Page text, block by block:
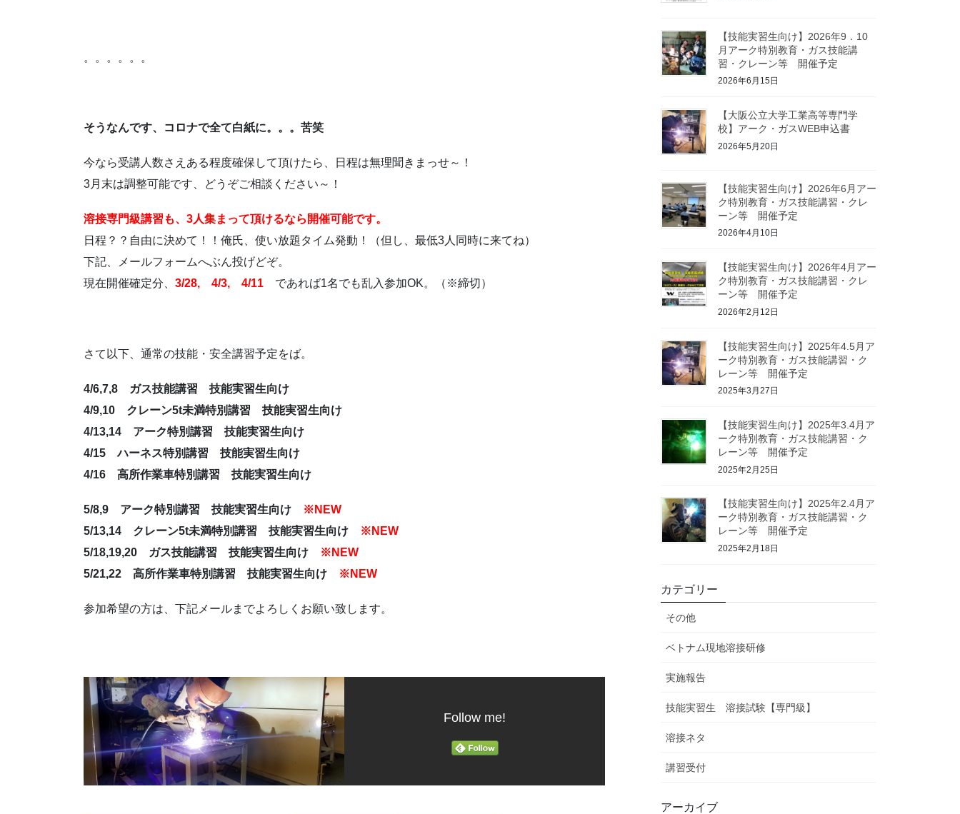
。。。。。。
そうなんです、コロナで全て白紙に。。。苦笑
今なら受講人数さえある程度確保して頂けたら、日程は無理聞きまっせ～！
3月末は調整可能です、どうぞご相談ください～！
溶接専門級講習も、3人集まって頂けるなら開催可能です。
日程？？自由に決めて！！俺氏、使い放題タイム発動！（但し、最低3人同時に来てね）
下記、メールフォームへぶん投げどぞ。
現在開催確定分、 3/28, 4/3, 4/11 であれば1名でも乱入参加OK。（※締切）
さて以下、通常の技能・安全講習予定をば。
4/6,7,8 ガス技能講習 技能実習生向け
4/9,10 クレーン5t未満特別講習 技能実習生向け
4/13,14 アーク特別講習 技能実習生向け
4/15 ハーネス特別講習 技能実習生向け
4/16 高所作業車特別講習 技能実習生向け
5/8,9 アーク特別講習 技能実習生向け
※NEW
5/13,14 クレーン5t未満特別講習 技能実習生向け
※NEW
5/18,19,20 ガス技能講習 技能実習生向け
※NEW
5/21,22 高所作業車特別講習 技能実習生向け
※NEW
参加希望の方は、下記メールまでよろしくお願い致します。
Follow me!
【技能実習生向け】2026年9．10
月アーク特別教育・ガス技能講
習・クレーン等 開催予定
2026年6月15日
【大阪公立大学工業高等専門学
校】アーク・ガスWEB申込書
2026年5月20日
【技能実習生向け】2026年6月アー
ク特別教育・ガス技能講習・クレ
ーン等 開催予定
2026年4月10日
【技能実習生向け】2026年4月アー
ク特別教育・ガス技能講習・クレ
ーン等 開催予定
2026年2月12日
【技能実習生向け】2025年4.5月ア
ーク特別教育・ガス技能講習・ク
レーン等 開催予定
2025年3月27日
【技能実習生向け】2025年3.4月ア
ーク特別教育・ガス技能講習・ク
レーン等 開催予定
2025年2月25日
【技能実習生向け】2025年2.4月ア
ーク特別教育・ガス技能講習・ク
レーン等 開催予定
2025年2月18日
カテゴリー
その他
ベトナム現地溶接研修
実施報告
技能実習生 溶接試験【専門級】
溶接ネタ
講習受付
アーカイブ